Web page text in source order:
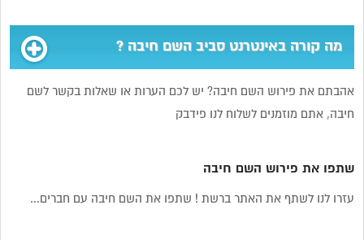
מה קורה באינטרנט סביב השם חיבה ?
אהבתם את פירוש השם חיבה? יש לכם הערות או שאלות בקשר לשם
חיבה, אתם מוזמנים לשלוח לנו פידבק
שתפו את פירוש השם חיבה
עזרו לנו לשתף את האתר ברשת ! שתפו את השם חיבה עם חברים...